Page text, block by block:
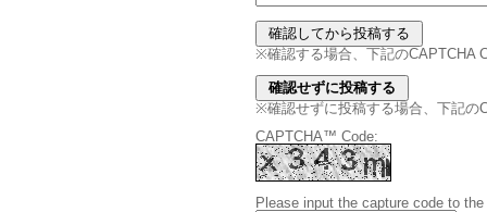
※確認する場合、下記のCAPTCHA
※確認せずに投稿する場合、下記の
CAPTCHA™ Code:
Please input the capture code to